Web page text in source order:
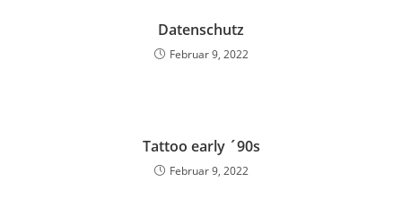
Datenschutz
Februar 9, 2022
Tattoo early ´90s
Februar 9, 2022